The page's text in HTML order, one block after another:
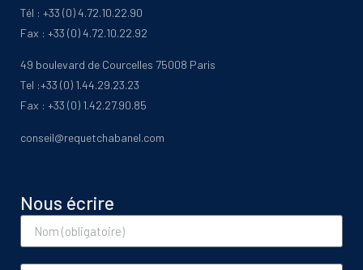
Tél : +33 (0) 4.72.10.22.90
Fax : +33 (0) 4.72.10.22.92
49 boulevard de Courcelles 75008 Paris
Tel :+33 (0) 1.44.29.23.23
Fax : +33 (0) 1.42.27.90.85
conseil@requetchabanel.com
Nous écrire